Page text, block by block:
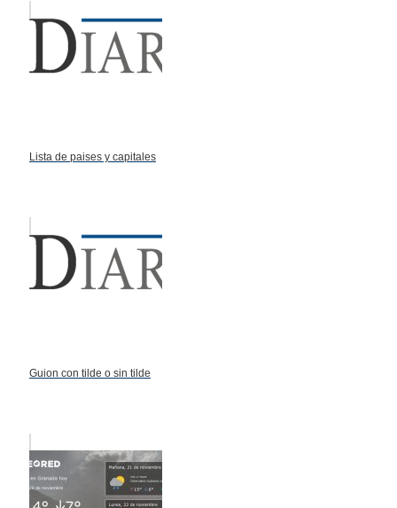
Lista de paises y capitales
Guion con tilde o sin tilde